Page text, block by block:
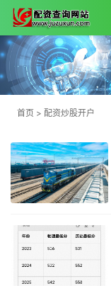
首页 > 配资炒股开户